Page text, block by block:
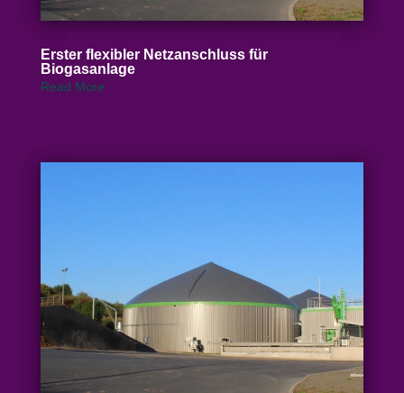
Erster flexibler Netz­an­schluss für
Biogasanlage
Read More